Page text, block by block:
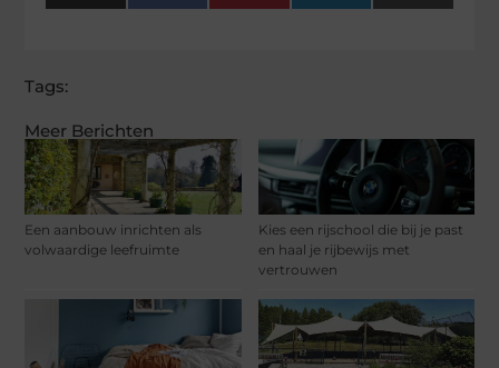
Meer Berichten
Een aanbouw inrichten als
volwaardige leefruimte
Kies een rijschool die bij je past
en haal je rijbewijs met
vertrouwen
(Twitter)
Tags: